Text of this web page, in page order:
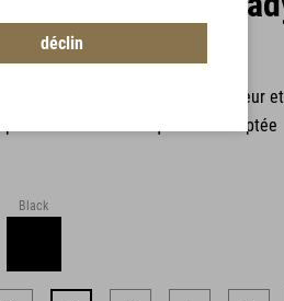
Ultra Jacket Lady offre chaleur
féminine anatomiquement adaptée
Black
déclin